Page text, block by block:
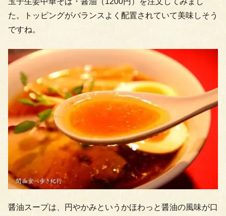
た。トッピングがバランスよく配置されていて美味しそう
ですね。
醤油スープは、円やかみというかほわっと醤油の風味が口